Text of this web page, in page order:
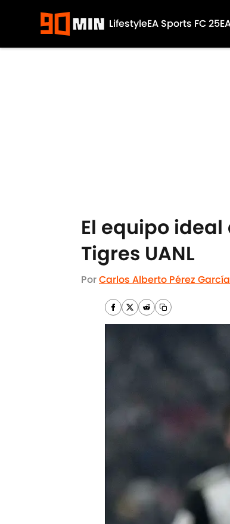
LifestyleEA Sports FC 25
El equipo
Tigres UANL
PorCarlos Alberto Pérez García